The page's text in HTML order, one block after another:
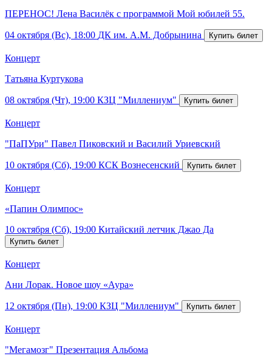
ПЕРЕНОС! Лена Василёк с программой Мой юбилей 55.
04 октября (Вс), 18:00 ДК им. А.М. Добрынина
Концерт
Татьяна Куртукова
08 октября (Чт), 19:00 КЗЦ "Миллениум"
Концерт
"ПаПУри" Павел Пиковский и Василий Уриевский
10 октября (Сб), 19:00 КСК Вознесенский
Концерт
«Папин Олимпос»
10 октября (Сб), 19:00 Китайский летчик Джао Да
Концерт
Ани Лорак. Новое шоу «Аура»
12 октября (Пн), 19:00 КЗЦ "Миллениум"
Концерт
"Мегамозг" Презентация Альбома